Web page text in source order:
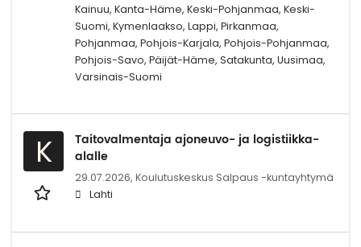
Kainuu, Kanta-Häme, Keski-Pohjanmaa, Keski-
Suomi, Kymenlaakso, Lappi, Pirkanmaa,
Pohjanmaa, Pohjois-Karjala, Pohjois-Pohjanmaa,
Pohjois-Savo, Päijät-Häme, Satakunta, Uusimaa,
Varsinais-Suomi
K
Taitovalmentaja ajoneuvo- ja logistiikka-
alalle
29.07.2026, Koulutuskeskus Salpaus -kuntayhtymä
Lahti